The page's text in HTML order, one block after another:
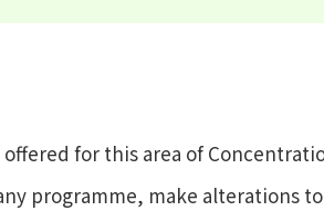
for this area of
programme, make alterations